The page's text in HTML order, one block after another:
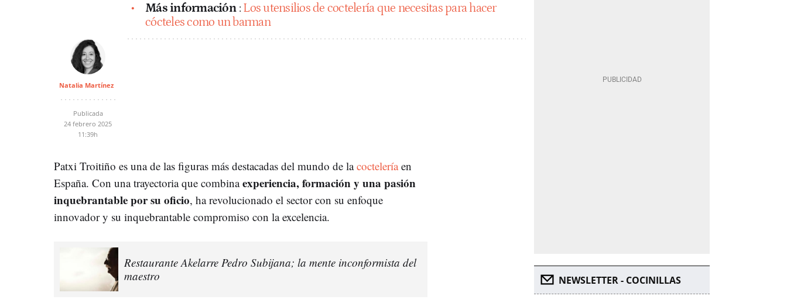
Más información : Los utensilios de coctelería que necesitas para hacer
cócteles como un barman
Natalia Martínez
Publicada
24 febrero 2025
11:39h
Patxi Troitiño es una de las figuras más destacadas del mundo de lacocteleríaen
España. Con una trayectoria que combinaexperiencia, formación y una pasión
inquebrantable por su oficio, ha revolucionado el sector con su enfoque
innovador y su inquebrantable compromiso con la excelencia.
Restaurante Akelarre Pedro Subijana; la mente inconformista del
maestro
NEWSLETTER - COCINILLAS